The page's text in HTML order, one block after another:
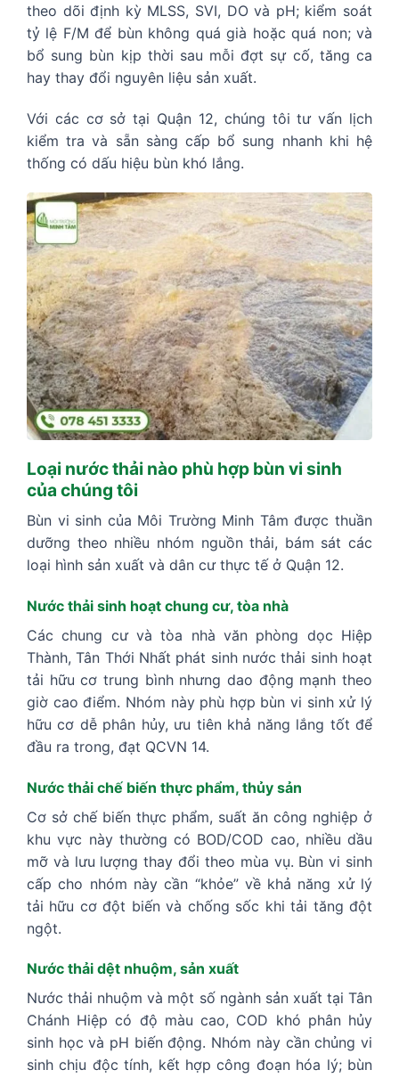
theo dõi định kỳ MLSS, SVI, DO và pH; kiểm soát
tỷ lệ F/M để bùn không quá già hoặc quá non; và
bổ sung bùn kịp thời sau mỗi đợt sự cố, tăng ca
hay thay đổi nguyên liệu sản xuất.
Với các cơ sở tại Quận 12, chúng tôi tư vấn lịch
kiểm tra và sẵn sàng cấp bổ sung nhanh khi hệ
thống có dấu hiệu bùn khó lắng.
Loại nước thải nào phù hợp bùn vi sinh
của chúng tôi
Bùn vi sinh của Môi Trường Minh Tâm được thuần
dưỡng theo nhiều nhóm nguồn thải, bám sát các
loại hình sản xuất và dân cư thực tế ở Quận 12.
Nước thải sinh hoạt chung cư, tòa nhà
Các chung cư và tòa nhà văn phòng dọc Hiệp
Thành, Tân Thới Nhất phát sinh nước thải sinh hoạt
tải hữu cơ trung bình nhưng dao động mạnh theo
giờ cao điểm. Nhóm này phù hợp bùn vi sinh xử lý
hữu cơ dễ phân hủy, ưu tiên khả năng lắng tốt để
đầu ra trong, đạt QCVN 14.
Nước thải chế biến thực phẩm, thủy sản
Cơ sở chế biến thực phẩm, suất ăn công nghiệp ở
khu vực này thường có BOD/COD cao, nhiều dầu
mỡ và lưu lượng thay đổi theo mùa vụ. Bùn vi sinh
cấp cho nhóm này cần “khỏe” về khả năng xử lý
tải hữu cơ đột biến và chống sốc khi tải tăng đột
ngột.
Nước thải dệt nhuộm, sản xuất
Nước thải nhuộm và một số ngành sản xuất tại Tân
Chánh Hiệp có độ màu cao, COD khó phân hủy
sinh học và pH biến động. Nhóm này cần chủng vi
sinh chịu độc tính, kết hợp công đoạn hóa lý; bùn